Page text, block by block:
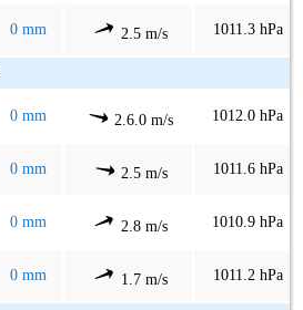
0 mm 2.5 m/s 1011.3 hPa
0 mm 2.6.0 m/s 1012.0 hPa
0 mm 2.5 m/s 1011.6 hPa
0 mm 2.8 m/s 1010.9 hPa
0 mm 1.7 m/s 1011.2 hPa